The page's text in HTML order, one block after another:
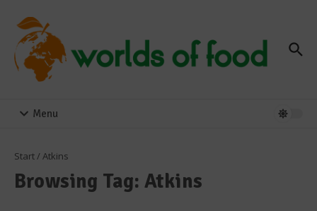
Menu
Start/ Atkins
Browsing Tag: Atkins